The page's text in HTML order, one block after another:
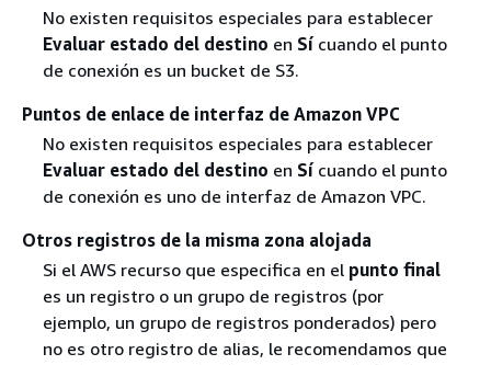
No existen requisitos especiales para establecer
Evaluar estado del destino en Sícuando el punto
de conexión es un bucket de S3.
Puntos de enlace de interfaz de Amazon VPC
No existen requisitos especiales para establecer
Evaluar estado del destino en Sícuando el punto
de conexión es uno de interfaz de Amazon VPC.
Otros registros de la misma zona alojada
Si el AWS recurso que especifica en el punto final
es un registro o un grupo de registros (por
ejemplo, un grupo de registros ponderados) pero
no es otro registro de alias, le recomendamos que